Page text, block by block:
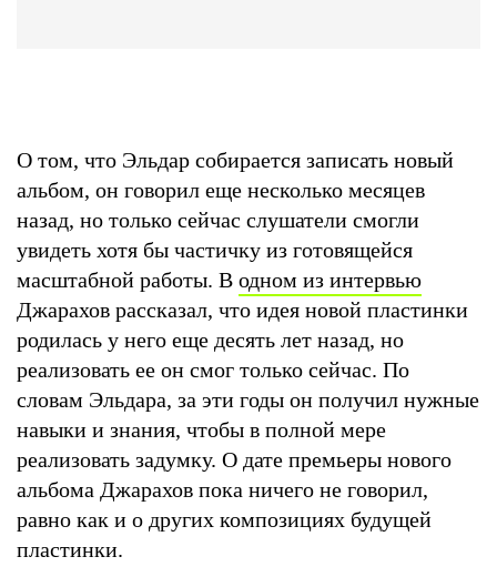
О том, что Эльдар собирается записать новый
альбом, он говорил еще несколько месяцев
назад, но только сейчас слушатели смогли
увидеть хотя бы частичку из готовящейся
масштабной работы. В одном из интервью
Джарахов рассказал, что идея новой пластинки
родилась у него еще десять лет назад, но
реализовать ее он смог только сейчас. По
словам Эльдара, за эти годы он получил нужные
навыки и знания, чтобы в полной мере
реализовать задумку. О дате премьеры нового
альбома Джарахов пока ничего не говорил,
равно как и о других композициях будущей
пластинки.